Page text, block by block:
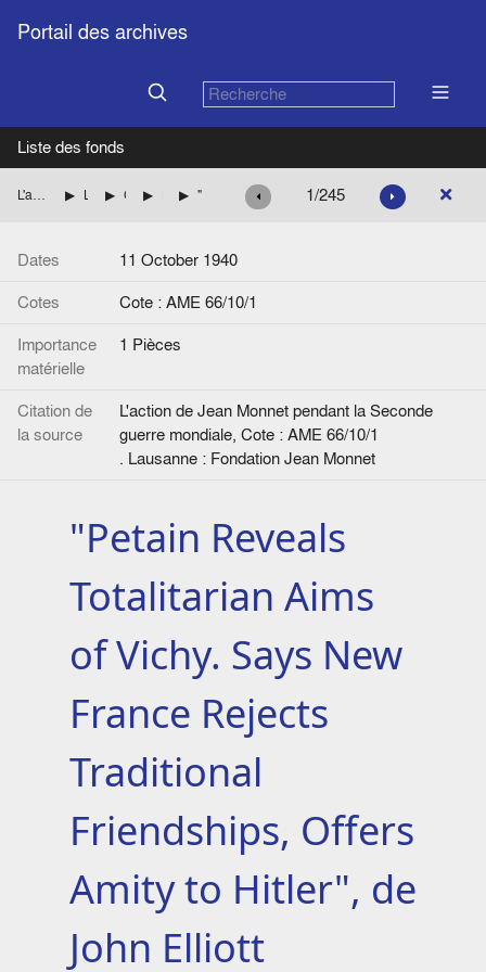
Portail des archives
Liste des fonds
L'action de Jean Monnet pendant la Seconde guerre mondiale Coupures de presse relatives à la période de la guerre Les questions françaises dans la presse américaine 1/245
Dates
11 October 1940
Cotes
Cote : AME 66/10/1
Importance
matérielle
1 Pièces
Citation de
la source
L'action de Jean Monnet pendant la Seconde
guerre mondiale, Cote : AME 66/10/1
. Lausanne : Fondation Jean Monnet
"Petain Reveals
Totalitarian Aims
of Vichy. Says New
France Rejects
Traditional
Friendships, Offers
Amity to Hitler", de
John Elliott